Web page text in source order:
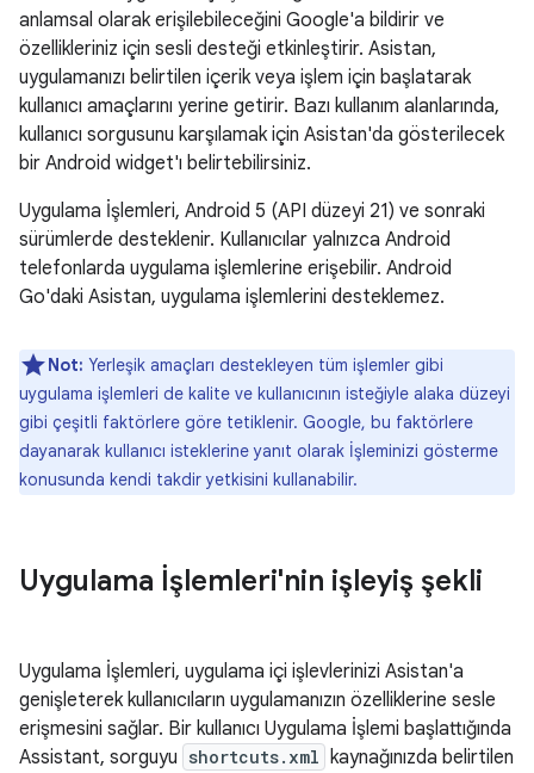
anlamsal olarak erişilebileceğini Google'a bildirir ve
özellikleriniz için sesli desteği etkinleştirir. Asistan,
uygulamanızı belirtilen içerik veya işlem için başlatarak
kullanıcı amaçlarını yerine getirir. Bazı kullanım alanlarında,
kullanıcı sorgusunu karşılamak için Asistan'da gösterilecek
bir Android widget'ı belirtebilirsiniz.
Uygulama İşlemleri, Android 5 (API düzeyi 21) ve sonraki
sürümlerde desteklenir. Kullanıcılar yalnızca Android
telefonlarda uygulama işlemlerine erişebilir. Android
Go'daki Asistan, uygulama işlemlerini desteklemez.
Not: Yerleşik amaçları destekleyen tüm işlemler gibi
uygulama işlemleri de kalite ve kullanıcının isteğiyle alaka düzeyi
gibi çeşitli faktörlere göre tetiklenir. Google, bu faktörlere
dayanarak kullanıcı isteklerine yanıt olarak İşleminizi gösterme
konusunda kendi takdir yetkisini kullanabilir.
Uygulama İşlemleri'nin işleyiş şekli
Uygulama İşlemleri, uygulama içi işlevlerinizi Asistan'a
genişleterek kullanıcıların uygulamanızın özelliklerine sesle
erişmesini sağlar. Bir kullanıcı Uygulama İşlemi başlattığında
Assistant, sorguyu shortcuts.xml kaynağınızda belirtilen